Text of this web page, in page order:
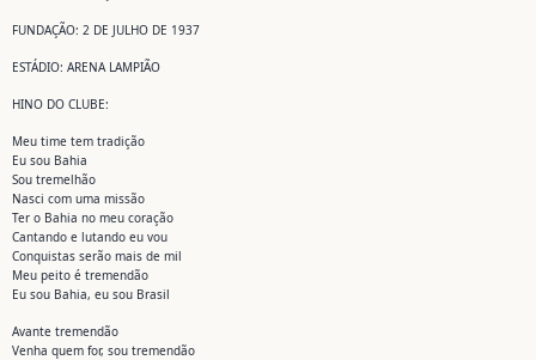
FUNDAÇÃO: 2 DE JULHO DE 1937
ESTÁDIO: ARENA LAMPIÃO
HINO DO CLUBE:
Meu time tem tradição
Eu sou Bahia
Sou tremelhão
Nasci com uma missão
Ter o Bahia no meu coração
Cantando e lutando eu vou
Conquistas serão mais de mil
Meu peito é tremendão
Eu sou Bahia, eu sou Brasil
Avante tremendão
Venha quem for, sou tremendão